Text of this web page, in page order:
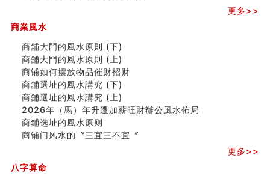
中國改革開放總設計師鄧小平命造 (名人八字淺析八）
测字（实例解释）
精选1000个五行属火的字
玄空本义(七)
刘燮鈞讲人相 手纹与命运(二)
商铺如何摆放物品催财招财
极其旺夫的女人面相
家居常見風水形煞及化解方法 (二)
居家風水懶人包！房子煞氣怎麼看？風水禁忌有哪些？有
這樣風水的房子別�
额相与命运
更多>>
商業風水
商舖大門的風水原則 (下)
商舖大門的風水原則 (上)
商铺如何摆放物品催财招财
商舖選址的風水講究 (下)
商舖選址的風水講究 (上)
2026年（馬）年升遷加薪旺財辦公風水佈局
商鋪选址的風水原则
商铺门风水的〝三宜三不宜〞
更多>>
八字算命